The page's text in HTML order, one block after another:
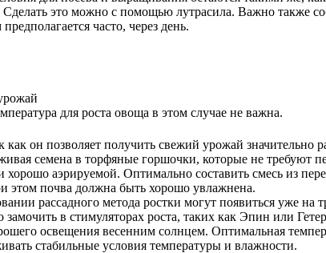
это можно с помощью лутрасила. Важно также
часто, через день.
для роста овоща в этом случае не важна.
он позволяет получить свежий урожай значительно
семена в торфяные горшочки, которые не требуют
аэрируемой. Оптимально составить смесь из
этом почва должна быть хорошо увлажнена.
рассадного метода ростки могут появиться уже на
в стимуляторах роста, таких как Эпин или
освещения весенним солнцем. Оптимальная
стабильные условия температуры и влажности.